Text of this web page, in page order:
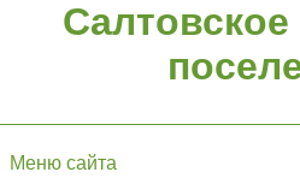
Салтовское
Меню сайта